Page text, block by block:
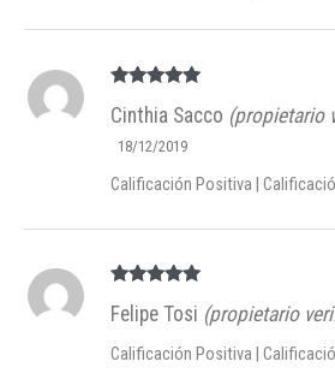
5de 5
Cinthia Sacco (propietario
18/12/2019
Calificación Positiva |
5de 5
Felipe Tosi (propietario
Calificación Positiva |